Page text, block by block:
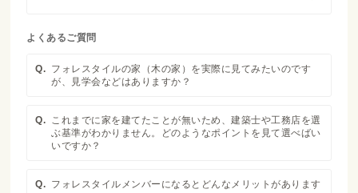
よくあるご質問
Q. フォレスタイルの家（木の家）を実際に見てみたいのです
が、見学会などはありますか？
Q. これまでに家を建てたことが無いため、建築士や工務店を選
ぶ基準がわかりません。どのようなポイントを見て選べばい
いですか？
Q. フォレスタイルメンバーになるとどんなメリットがあります